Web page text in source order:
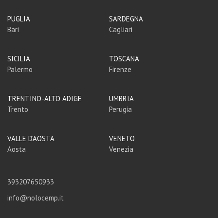
PUGLIA
Bari
SARDEGNA
Cagliari
SICILIA
Palermo
TOSCANA
Firenze
TRENTINO-ALTO ADIGE
Trento
UMBRIA
Perugia
VALLE D'AOSTA
Aosta
VENETO
Venezia
393207650933
info@nolocemp.it